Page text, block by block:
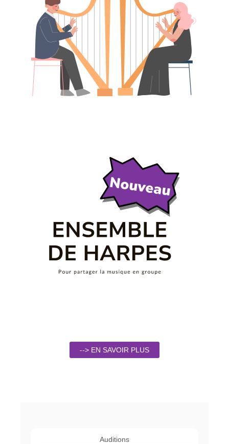
--> EN SAVOIR PLUS
Auditions